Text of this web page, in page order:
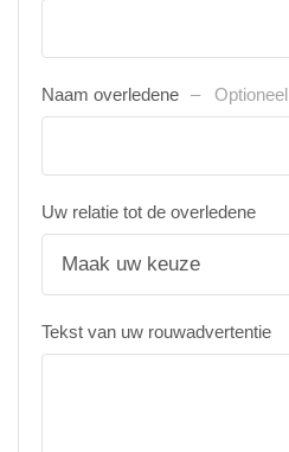
Naam overledene Optioneel
Uw relatie tot de overledene
Tekst van uw rouwadvertentie